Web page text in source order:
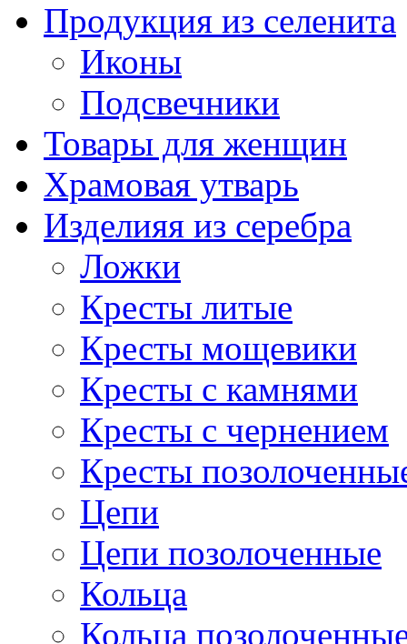
Продукция из селенита
Иконы
Подсвечники
Товары для женщин
Храмовая утварь
Изделияя из серебра
Ложки
Кресты литые
Кресты мощевики
Кресты с камнями
Кресты с чернением
Кресты
Цепи
Цепи позолоченные
Кольца
Кольца